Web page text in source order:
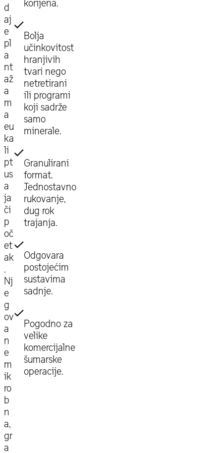
d
aj
e
pl
a
nt
až
a
m
a
eu
ka
li
pt
us
a
ja
či
p
oč
et
ak
.
Nj
e
g
ov
a
n
e
m
ik
ro
b
n
a,
gr
a
korijena.
Bolja
učinkovitost
hranjivih
tvari nego
netretirani
ili programi
koji sadrže
samo
minerale.
Granulirani
format.
Jednostavno
rukovanje,
dug rok
trajanja.
Odgovara
postojećim
sustavima
sadnje.
Pogodno za
velike
komercijalne
šumarske
operacije.